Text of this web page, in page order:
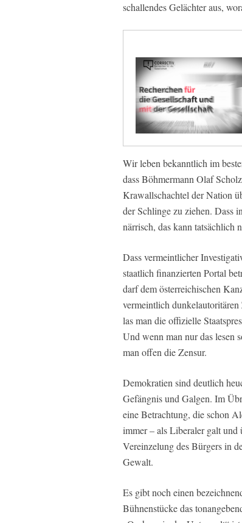
schallendes Gelächter aus,
Wir leben bekanntlich im
dass Böhmermann Olaf
Krawallschachtel der Nation
der Schlinge zu ziehen. Dass
närrisch, das kann tatsächlich
Dass vermeintlicher
staatlich finanzierten Portal
darf dem österreichischen
vermeintlich
las man die offizielle
Und wenn man nur das lesen
man offen die Zensur.
Demokratien sind deutlich
Gefängnis und Galgen. Im
eine Betrachtung, die schon
immer – als Liberaler galt und
Vereinzelung des Bürgers in
Gewalt.
Es gibt noch einen
Bühnenstücke das